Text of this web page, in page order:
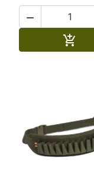

